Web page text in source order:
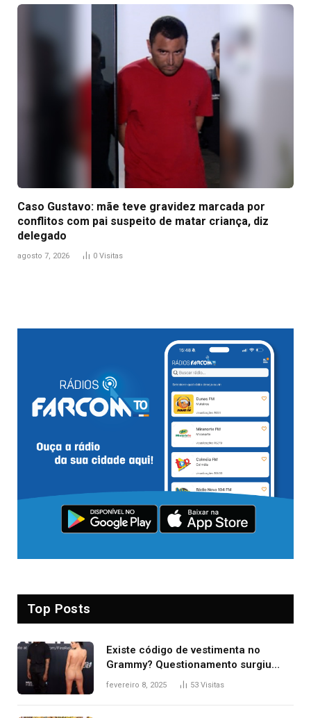
Caso Gustavo: mãe teve gravidez marcada por
conflitos com pai suspeito de matar criança, diz
delegado
agosto 7, 2026 0 Visitas
Top Posts
Existe código de vestimenta no
Grammy? Questionamento surgiu
após Bianca Censori, mulher de
fevereiro 8, 2025 53 Visitas